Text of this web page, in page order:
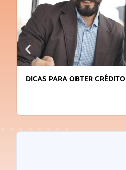
DICAS PARA OBTER CRÉDITO